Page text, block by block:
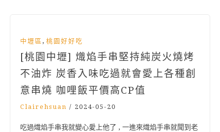
中壢區 , 桃園好好吃
[桃園中壢] 熾焰手串堅持純炭火燒烤
不油炸 炭香入味吃過就會愛上各種創
意串燒 咖哩飯平價高CP值
Clairehsuan / 2024-05-20
吃過熾焰手串我就變心愛上他了 , 一進來熾焰手串就聞到老